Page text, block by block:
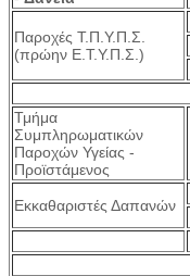
Παροχές Τ.Π.Υ.Π.Σ.
(πρώην Ε.Τ.Υ.Π.Σ.)
Τμήμα
Συμπληρωματικών
Παροχών Υγείας -
Προϊστάμενος
Εκκαθαριστές Δαπανών